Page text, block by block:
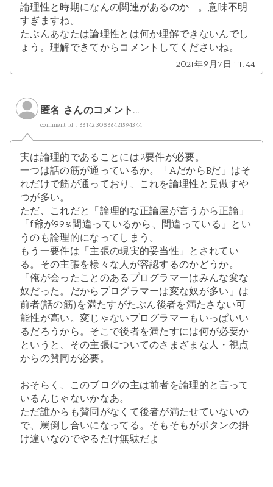
論理性と時期になんの関連があるのか……。意味不明
すぎますね。
たぶんあなたは論理性とは何か理解できないんでし
ょう。理解できてからコメントしてくださいね。
2021年9月7日 11:44
匿名 さんのコメント...
comment id : 6614230866421594344
実は論理的であることには2要件が必要。
一つは話の筋が通っているか。「AだからBだ」はそ
れだけで筋が通っており、これを論理性と見做すや
つが多い。
ただ、これだと「論理的な正論屋が言うから正論」
「f爺が99%間違っているから、間違っている」とい
うのも論理的になってしまう。
もう一要件は「主張の現実的妥当性」とされてい
る。その主張を様々な人が容認するのかどうか。
「俺が会ったことのあるプログラマーはみんな変な
奴だった。だからプログラマーは変な奴が多い」は
前者(話の筋)を満たすがたぶん後者を満たさない可
能性が高い。変じゃないプログラマーもいっぱいい
るだろうから。そこで後者を満たすには何が必要か
というと、その主張についてのさまざまな人・視点
からの賛同が必要。
おそらく、このブログの主は前者を論理的と言って
いるんじゃないかなあ。
ただ誰からも賛同がなくて後者が満たせていないの
で、罵倒し合いになってる。そもそもがボタンの掛
け違いなのでやるだけ無駄だよ